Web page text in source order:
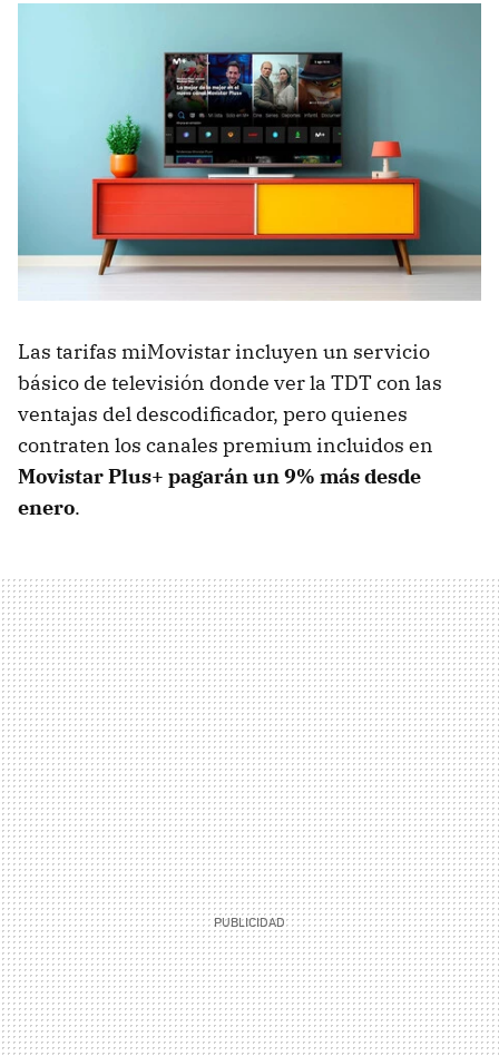
Las tarifas miMovistar incluyen un servicio
básico de televisión donde ver la TDT con las
ventajas del descodificador, pero quienes
contraten los canales premium incluidos en
Movistar Plus+ pagarán un 9% más desde
enero.